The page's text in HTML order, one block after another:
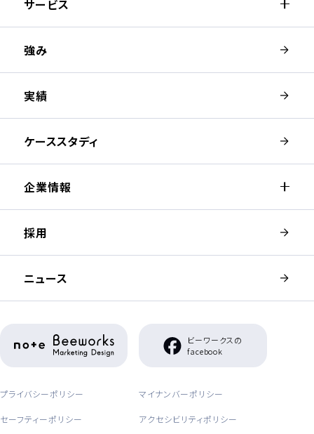
サービス
強み
実績
ケーススタディ
企業情報
採用
ニュース
（新しいウィンドウが開きます）
ビーワークスの
facebook
プライバシーポリシー マイナンバーポリシー
セーフティーポリシー アクセシビリティポリシー